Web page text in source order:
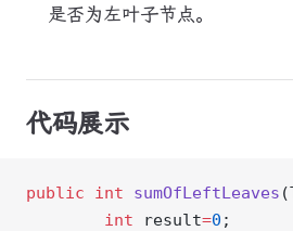
是否为左叶子节点。
代码展示
public int sumOfLeftLeaves
        int
result=0 ;